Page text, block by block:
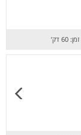
זמן: 60 דק’